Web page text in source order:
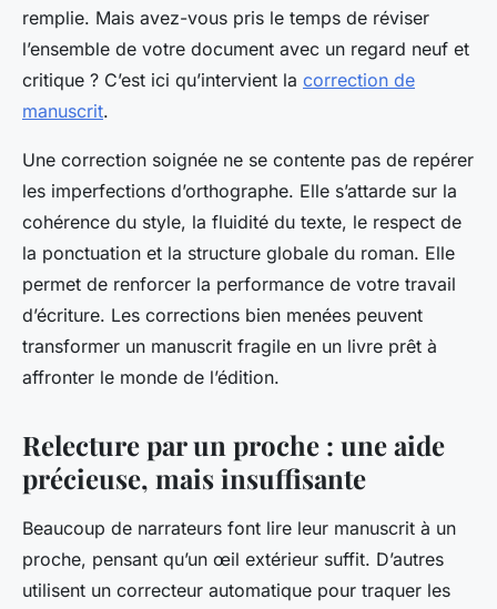
remplie. Mais avez-vous pris le temps de réviser
l’ensemble de votre document avec un regard neuf et
critique ? C’est ici qu’intervient la correction de
manuscrit.
Une correction soignée ne se contente pas de repérer
les imperfections d’orthographe. Elle s’attarde sur la
cohérence du style, la fluidité du texte, le respect de
la ponctuation et la structure globale du roman. Elle
permet de renforcer la performance de votre travail
d’écriture. Les corrections bien menées peuvent
transformer un manuscrit fragile en un livre prêt à
affronter le monde de l’édition.
Relecture par un proche : une aide
précieuse, mais insuffisante
Beaucoup de narrateurs font lire leur manuscrit à un
proche, pensant qu’un œil extérieur suffit. D’autres
utilisent un correcteur automatique pour traquer les